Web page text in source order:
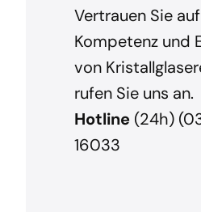
Vertrauen Sie
Kompetenz und
von
rufen Sie uns an.
Hotline(24h)
16033